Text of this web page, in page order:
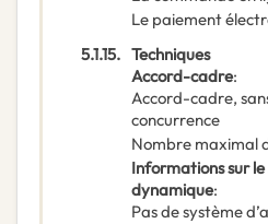
Le paiement
5.1.15. Techniques
Accord-cadre:
Accord-cadre,
concurrence
Nombre maximal
Informations sur
dynamique:
Pas de système